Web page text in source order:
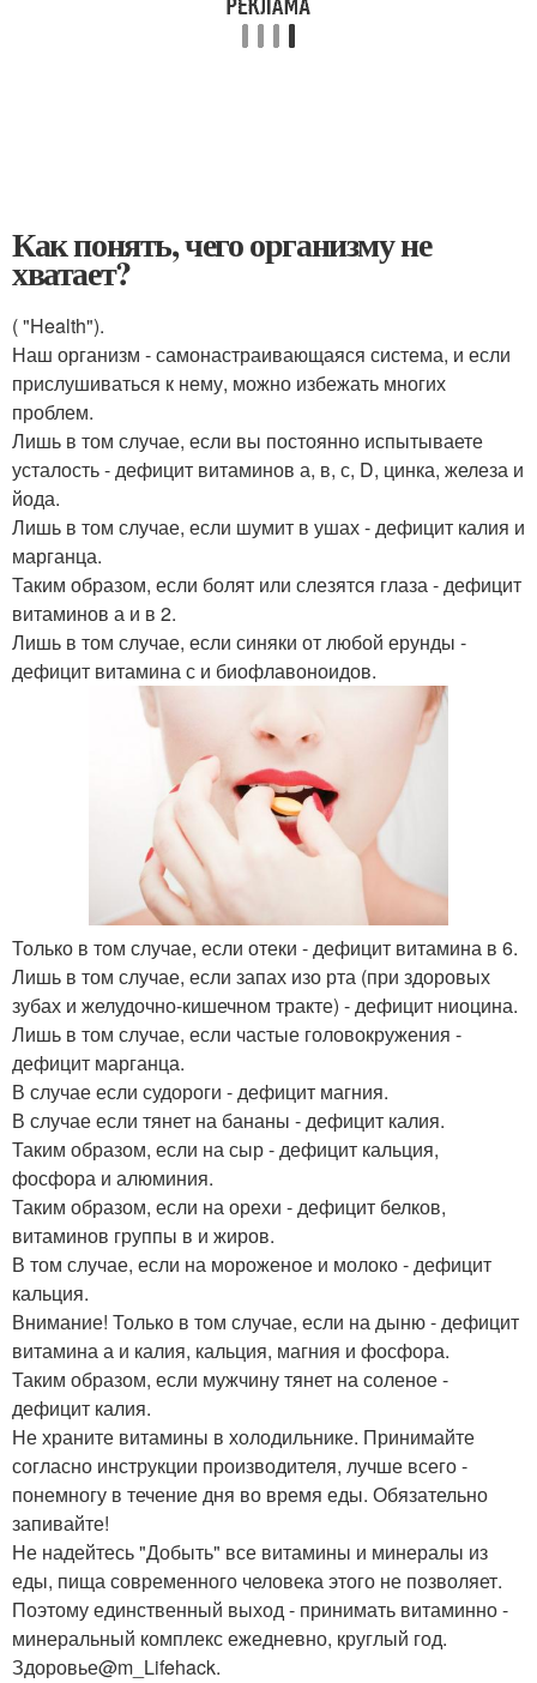
Как понять, чего организму не
хватает?
( "Health").
Наш организм - самонастраивающаяся система, и если
прислушиваться к нему, можно избежать многих
проблем.
Лишь в том случае, если вы постоянно испытываете
усталость - дефицит витаминов а, в, с, D, цинка, железа и
йода.
Лишь в том случае, если шумит в ушах - дефицит калия и
марганца.
Таким образом, если болят или слезятся глаза - дефицит
витаминов а и в 2.
Лишь в том случае, если синяки от любой ерунды -
дефицит витамина с и биофлавоноидов.
Только в том случае, если отеки - дефицит витамина в 6.
Лишь в том случае, если запах изо рта (при здоровых
зубах и желудочно-кишечном тракте) - дефицит ниоцина.
Лишь в том случае, если частые головокружения -
дефицит марганца.
В случае если судороги - дефицит магния.
В случае если тянет на бананы - дефицит калия.
Таким образом, если на сыр - дефицит кальция,
фосфора и алюминия.
Таким образом, если на орехи - дефицит белков,
витаминов группы в и жиров.
В том случае, если на мороженое и молоко - дефицит
кальция.
Внимание! Только в том случае, если на дыню - дефицит
витамина а и калия, кальция, магния и фосфора.
Таким образом, если мужчину тянет на соленое -
дефицит калия.
Не храните витамины в холодильнике. Принимайте
согласно инструкции производителя, лучше всего -
понемногу в течение дня во время еды. Обязательно
запивайте!
Не надейтесь "Добыть" все витамины и минералы из
еды, пища современного человека этого не позволяет.
Поэтому единственный выход - принимать витаминно -
минеральный комплекс ежедневно, круглый год.
Здоровье@m_Lifehack.